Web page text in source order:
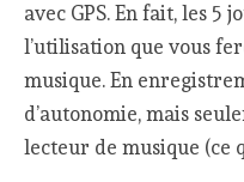
avec GPS. En fait, les 5
l’utilisation que vous
musique. En
d’autonomie, mais
lecteur de musique (ce